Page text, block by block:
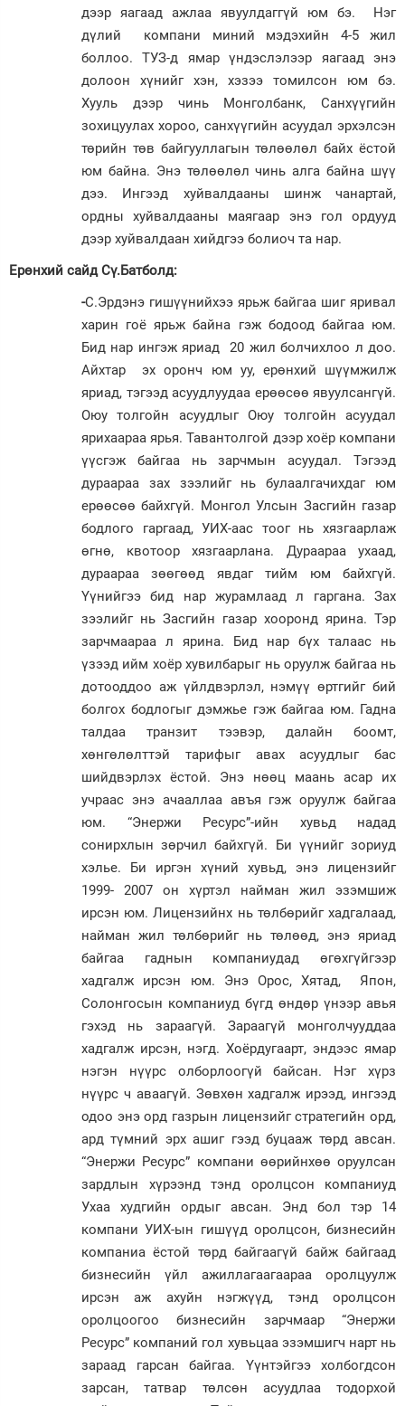
дээр яагаад ажлаа явуулдаггүй юм бэ. Нэг
дүлий компани миний мэдэхийн 4-5 жил
боллоо. ТУЗ-д ямар үндэслэлээр яагаад энэ
долоон хүнийг хэн, хэзээ томилсон юм бэ.
Хууль дээр чинь Монголбанк, Санхүүгийн
зохицуулах хороо, санхүүгийн асуудал эрхэлсэн
төрийн төв байгууллагын төлөөлөл байх ёстой
юм байна. Энэ төлөөлөл чинь алга байна шүү
дээ. Ингээд хуйвалдааны шинж чанартай,
ордны хуйвалдааны маягаар энэ гол ордууд
дээр хуйвалдаан хийдгээ болиоч та нар.
Ерөнхий сайд Сү.Батболд:
-С.Эрдэнэ гишүүнийхээ ярьж байгаа шиг яривал
харин гоё ярьж байна гэж бодоод байгаа юм.
Бид нар ингэж яриад 20 жил болчихлоо л доо.
Айхтар эх оронч юм уу, ерөнхий шүүмжилж
яриад, тэгээд асуудлуудаа ерөөсөө явуулсангүй.
Оюу толгойн асуудлыг Оюу толгойн асуудал
ярихаараа ярья. Тавантолгой дээр хоёр компани
үүсгэж байгаа нь зарчмын асуудал. Тэгээд
дураараа зах зээлийг нь булаалгачихдаг юм
ерөөсөө байхгүй. Монгол Улсын Засгийн газар
бодлого гаргаад, УИХ-аас тоог нь хязгаарлаж
өгнө, квотоор хязгаарлана. Дураараа ухаад,
дураараа зөөгөөд явдаг тийм юм байхгүй.
Үүнийгээ бид нар журамлаад л гаргана. Зах
зээлийг нь Засгийн газар хооронд ярина. Тэр
зарчмаараа л ярина. Бид нар бүх талаас нь
үзээд ийм хоёр хувилбарыг нь оруулж байгаа нь
дотооддоо аж үйлдвэрлэл, нэмүү өртгийг бий
болгох бодлогыг дэмжье гэж байгаа юм. Гадна
талдаа транзит тээвэр, далайн боомт,
хөнгөлөлттэй тарифыг авах асуудлыг бас
шийдвэрлэх ёстой. Энэ нөөц маань асар их
учраас энэ ачааллаа авъя гэж оруулж байгаа
юм. “Энержи Ресурс”-ийн хувьд надад
сонирхлын зөрчил байхгүй. Би үүнийг зориуд
хэлье. Би иргэн хүний хувьд, энэ лицензийг
1999- 2007 он хүртэл найман жил эзэмшиж
ирсэн юм. Лицензийнх нь төлбөрийг хадгалаад,
найман жил төлбөрийг нь төлөөд, энэ яриад
байгаа гаднын компаниудад өгөхгүйгээр
хадгалж ирсэн юм. Энэ Орос, Хятад, Япон,
Солонгосын компаниуд бүгд өндөр үнээр авья
гэхэд нь зараагүй. Зараагүй монголчууддаа
хадгалж ирсэн, нэгд. Хоёрдугаарт, эндээс ямар
нэгэн нүүрс олборлоогүй байсан. Нэг хүрз
нүүрс ч аваагүй. Зөвхөн хадгалж ирээд, ингээд
одоо энэ орд газрын лицензийг стратегийн орд,
ард түмний эрх ашиг гээд буцааж төрд авсан.
“Энержи Ресурс” компани өөрийнхөө оруулсан
зардлын хүрээнд тэнд оролцсон компаниуд
Ухаа худгийн ордыг авсан. Энд бол тэр 14
компани УИХ-ын гишүүд оролцсон, бизнесийн
компаниа ёстой төрд байгаагүй байж байгаад
бизнесийн үйл ажиллагаагаараа оролцуулж
ирсэн аж ахуйн нэгжүүд, тэнд оролцсон
оролцоогоо бизнесийн зарчмаар “Энержи
Ресурс” компаний гол хувьцаа эзэмшигч нарт нь
зараад гарсан байгаа. Үүнтэйгээ холбогдсон
зарсан, татвар төлсөн асуудлаа тодорхой